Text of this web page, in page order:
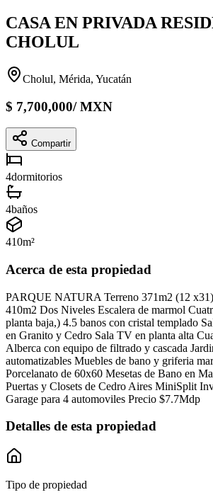
CASA EN PRIVADA
CHOLUL
Cholul, Mérida, Yucatán
$ 7,700,000/MXN
Compartir
4dormitorios
4baños
410m²
Acerca de esta propiedad
PARQUE NATURA Terreno 371m2 (12
410m2 Dos Niveles Escalera de marmol
planta baja,) 4.5 banos con cristal templado
en Granito y Cedro Sala TV en planta alta
Alberca con equipo de filtrado y cascada
automatizables Muebles de bano y griferia
Porcelanato de 60x60 Mesetas de Bano en
Puertas y Closets de Cedro Aires MiniSplit
Garage para 4 automoviles Precio $7.7Mdp
Detalles de esta propiedad
Tipo de propiedad